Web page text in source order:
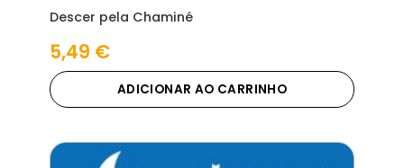
Descer pela Chaminé
5,49 €
ADICIONAR AO CARRINHO